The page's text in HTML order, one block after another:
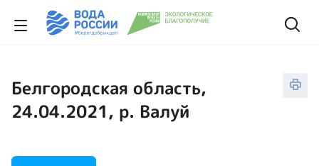
Белгородская область,
24.04.2021, р. Валуй